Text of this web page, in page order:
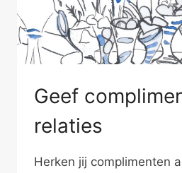
Geef
relaties
Herken jij complimenten